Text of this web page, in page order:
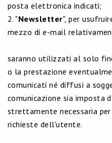
posta elettronica indicati;
2. "Newsletter", per
mezzo di e-mail
saranno utilizzati al solo
o la prestazione
comunicati né diffusi a
comunicazione sia imposta
strettamente necessaria
richieste dell'utente.